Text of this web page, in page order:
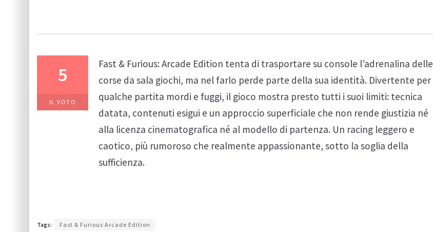
5
IL VOTO
Fast & Furious: Arcade Edition tenta di trasportare su console l’adrenalina delle
corse da sala giochi, ma nel farlo perde parte della sua identità. Divertente per
qualche partita mordi e fuggi, il gioco mostra presto tutti i suoi limiti: tecnica
datata, contenuti esigui e un approccio superficiale che non rende giustizia né
alla licenza cinematografica né al modello di partenza. Un racing leggero e
caotico, più rumoroso che realmente appassionante, sotto la soglia della
sufficienza.
Tags: Fast & Furious Arcade Edition